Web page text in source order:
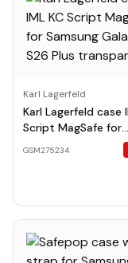
Karl Lagerfeld
Karl Lagerfeld case
Script MagSafe for
Samsung Galaxy
GSM275234